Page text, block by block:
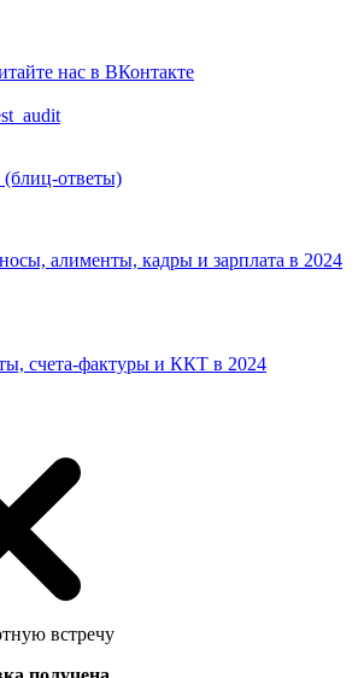
нас в ВКонтакте
(блиц-ответы)
алименты, кадры и зарплата в 2024
счета-фактуры и ККТ в 2024
встречу